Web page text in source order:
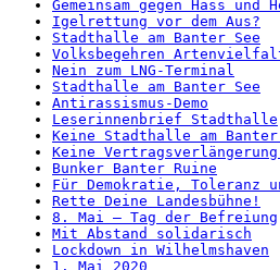
Gemeinsam gegen Hass und
Igelrettung vor dem Aus?
Stadthalle am Banter See
Volksbegehren
Nein zum LNG-Terminal
Stadthalle am Banter See
Antirassismus-Demo
Leserinnenbrief Stadthalle
Keine Stadthalle am Banter
Keine
Bunker Banter Ruine
Für Demokratie, Toleranz
Rette Deine Landesbühne!
8. Mai – Tag der Befreiung
Mit Abstand solidarisch
Lockdown in Wilhelmshaven
1. Mai 2020